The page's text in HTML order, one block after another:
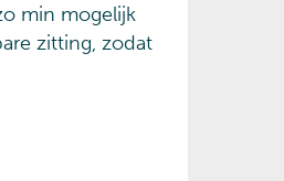
min mogelijk
zitting, zodat